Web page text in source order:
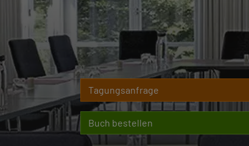
Tagungsanfrage
Buch bestellen